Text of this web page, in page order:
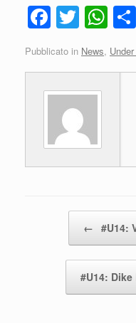
F
a
c
e
b
o
o
k
T
wi
tt
er
W
h
at
Pubblicato in News,
← #U14:
#U14: